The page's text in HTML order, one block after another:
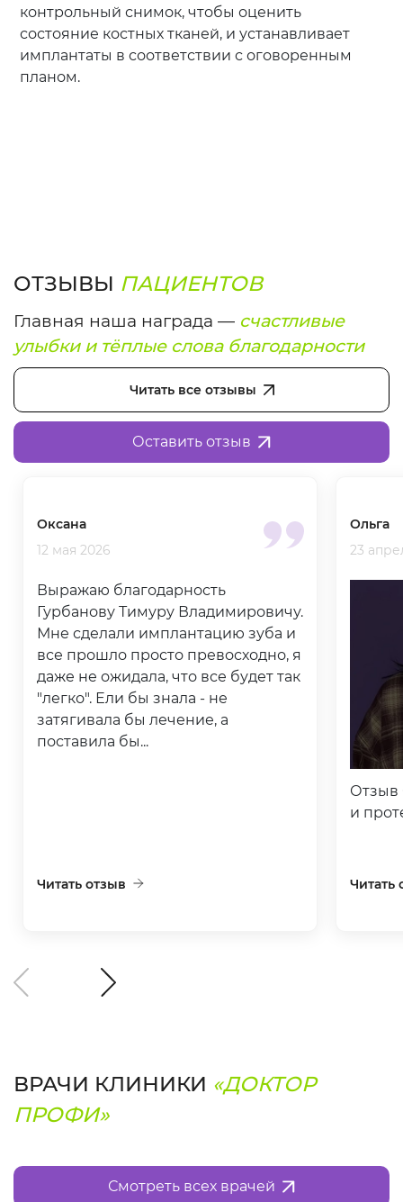
контрольный снимок, чтобы оценить
состояние костных тканей, и устанавливает
имплантаты в соответствии с оговоренным
планом.
ОТЗЫВЫ ПАЦИЕНТОВ
Главная наша награда — счастливые
улыбки и тёплые слова благодарности
Читать все отзывы
Оставить отзыв
Оксана
12 мая 2026
Выражаю благодарность
Гурбанову Тимуру Владимировичу.
Мне сделали имплантацию зуба и
все прошло просто превосходно, я
даже не ожидала, что все будет так
"легко". Ели бы знала - не
затягивала бы лечение, а
поставила бы...
Читать отзыв
Ольга
23
Отзыв
и
Читать
ВРАЧИ КЛИНИКИ «ДОКТОР
ПРОФИ»
Смотреть всех врачей